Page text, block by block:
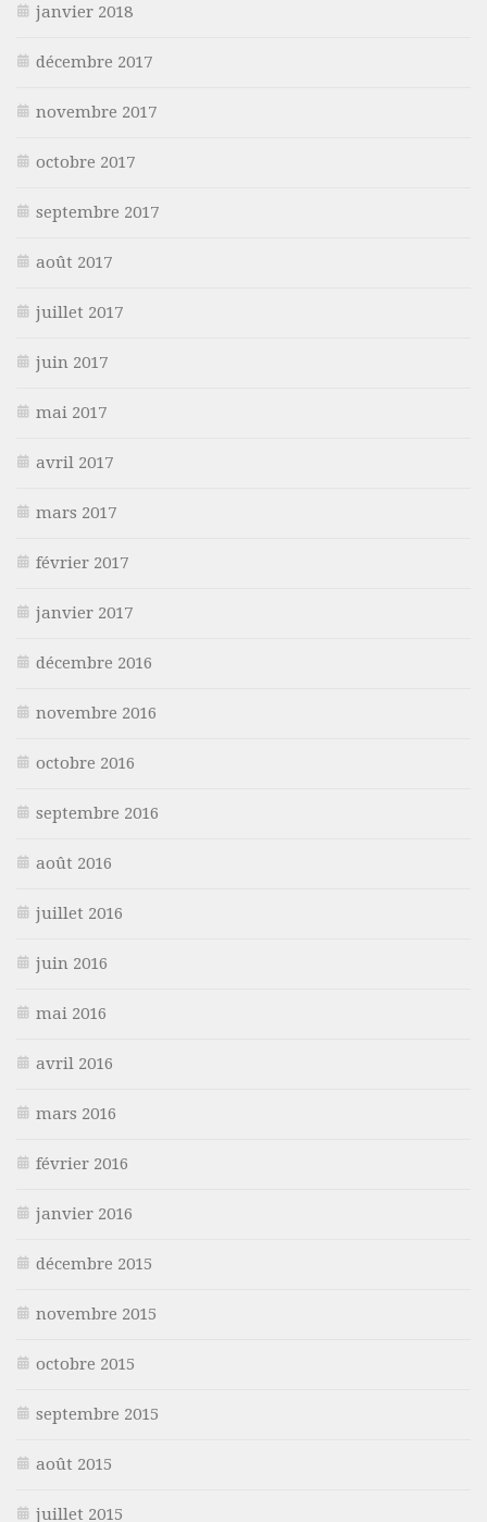
janvier 2018
décembre 2017
novembre 2017
octobre 2017
septembre 2017
août 2017
juillet 2017
juin 2017
mai 2017
avril 2017
mars 2017
février 2017
janvier 2017
décembre 2016
novembre 2016
octobre 2016
septembre 2016
août 2016
juillet 2016
juin 2016
mai 2016
avril 2016
mars 2016
février 2016
janvier 2016
décembre 2015
novembre 2015
octobre 2015
septembre 2015
août 2015
juillet 2015